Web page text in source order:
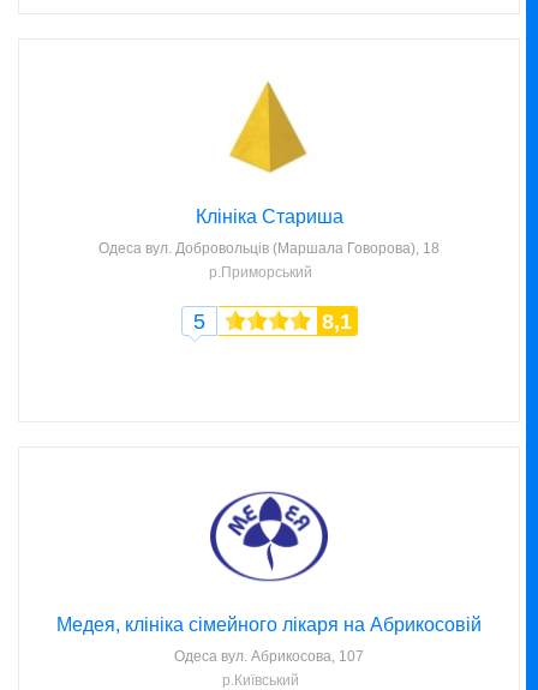
Клініка Стариша
Одеса вул. Добровольців (Маршала Говорова), 18
р.Приморський
5 8,1
Медея, клініка сімейного лікаря на Абрикосовій
Одеса вул. Абрикосова, 107
р.Київський